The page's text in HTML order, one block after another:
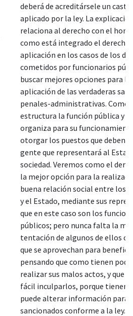
deberá de acreditársele un
aplicado por la ley. La
relaciona al derecho con el
como está integrado el derecho
aplicación en los casos de los
cometidos por funcionarios
buscar mejores opciones para la
aplicación de las verdaderas
penales-administrativas. Como
estructura la función pública y
organiza para su
otorgar los puestos que deben
gente que representará al
sociedad. Veremos como el
la mejor opción para la
buena relación social entre los
y el Estado, mediante sus
que en este caso son los
públicos; pero nunca falta la
tentación de algunos de ellos
que se aprovechan para
pensando que como tienen
realizar sus malos actos, y que
fácil inculparlos, porque tienen
puede alterar información para
sancionados conforme a la ley.